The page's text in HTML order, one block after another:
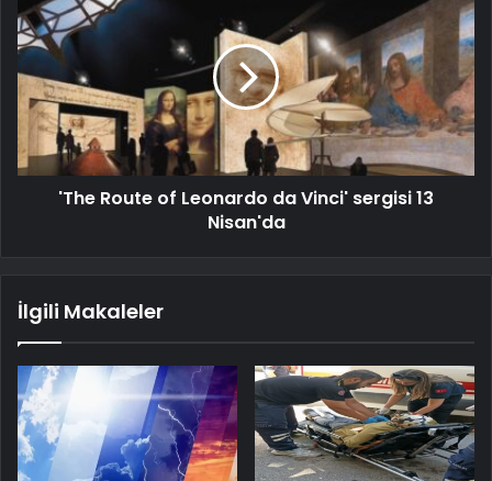
'The Route of Leonardo da Vinci' sergisi 13
Nisan'da
İlgili Makaleler